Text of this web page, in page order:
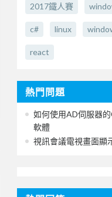
2017鐵人賽
c# linux
react
熱門問題
如何使用AD伺服器
軟體
視訊會議電視畫面顯